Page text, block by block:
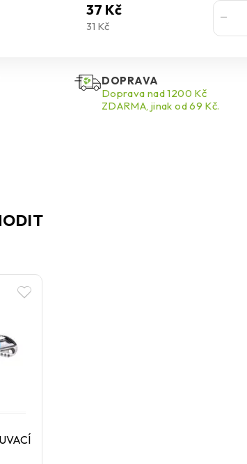
37 Kč
31 Kč
DOPRAVA
Doprava nad 1200 Kč
ZDARMA, jinak od 69 Kč.